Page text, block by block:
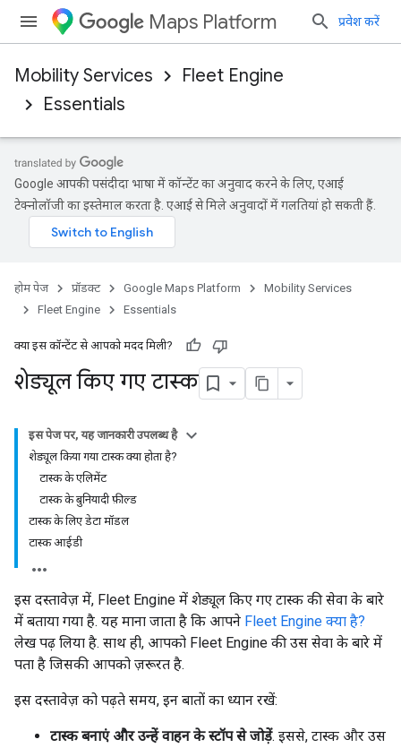
Maps Platform प्रवेश करें
Mobility Services
Fleet Engine
Essentials
Google आपकी पसंदीदा भाषा में कॉन्टेंट का अनुवाद करने के लिए, एआई
टेक्नोलॉजी का इस्तेमाल करता है. एआई से मिले अनुवादों में गलतियां हो सकती हैं.
होम पेज प्रॉडक्ट Google Maps Platform
Mobility Services
Fleet Engine
Essentials
क्या इस कॉन्टेंट से आपको मदद मिली?
शेड्यूल किए गए टास्क
इस पेज पर, यह जानकारी उपलब्ध है
शेड्यूल किया गया टास्क क्या होता है?
टास्क के एलिमेंट
टास्क के बुनियादी फ़ील्ड
टास्क के लिए डेटा मॉडल
टास्क आईडी
इस दस्तावेज़ में, Fleet Engine में शेड्यूल किए गए टास्क की सेवा के बारे
में बताया गया है. यह माना जाता है कि आपने Fleet Engine क्या है?
लेख पढ़ लिया है. साथ ही, आपको Fleet Engine की उस सेवा के बारे में
पता है जिसकी आपको ज़रूरत है.
इस दस्तावेज़ को पढ़ते समय, इन बातों का ध्यान रखें:
टास्क बनाएं और उन्हें वाहन के स्टॉप से जोड़ें. इससे, टास्क और उस